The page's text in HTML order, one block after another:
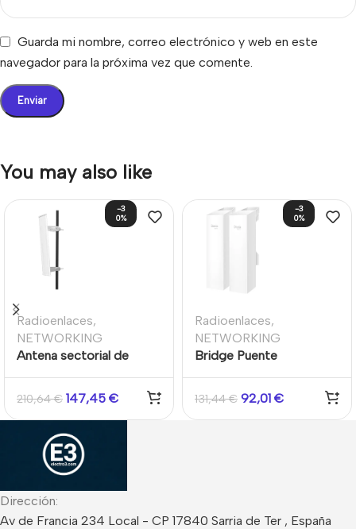
Guarda mi nombre, correo electrónico y web en este
navegador para la próxima vez que comente.
You may also like
-3
0%
Radioenlaces,
NETWORKING
Antena sectorial de
210,64€ 147,45 €
-3
0%
Radioenlaces,
NETWORKING
Bridge Puente
Interior/Exterior Largo
Alcance Omada 2.4GHz
131,44€ 92,01 €
Dirección:
Av de Francia 234 Local - CP 17840 Sarria de Ter , España